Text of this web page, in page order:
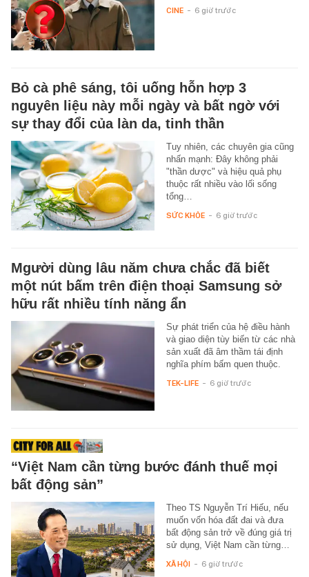
CINE - 6 giờ trước
Bỏ cà phê sáng, tôi uống hỗn hợp 3
nguyên liệu này mỗi ngày và bất ngờ với
sự thay đổi của làn da, tinh thần
Tuy nhiên, các chuyên gia cũng
nhấn mạnh: Đây không phải
"thần dược" và hiệu quả phụ
thuộc rất nhiều vào lối sống
tổng…
SỨC KHỎE - 6 giờ trước
Mgười dùng lâu năm chưa chắc đã biết
một nút bấm trên điện thoại Samsung sở
hữu rất nhiều tính năng ẩn
Sự phát triển của hệ điều hành
và giao diện tùy biến từ các nhà
sản xuất đã âm thầm tái định
nghĩa phím bấm quen thuộc.
TEK-LIFE - 6 giờ trước
“Việt Nam cần từng bước đánh thuế mọi
bất động sản”
Theo TS Nguyễn Trí Hiếu, nếu
muốn vốn hóa đất đai và đưa
bất động sản trở về đúng giá trị
sử dụng, Việt Nam cần từng…
XÃ HỘI - 6 giờ trước